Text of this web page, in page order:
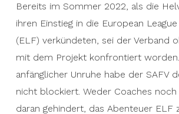
Bereits im Sommer 2022, als die
ihren Einstieg in die European
(ELF) verkündeten, sei der Verband
mit dem Projekt konfrontiert
anfänglicher Unruhe habe der SAFV
nicht blockiert. Weder Coaches
daran gehindert, das Abenteuer ELF